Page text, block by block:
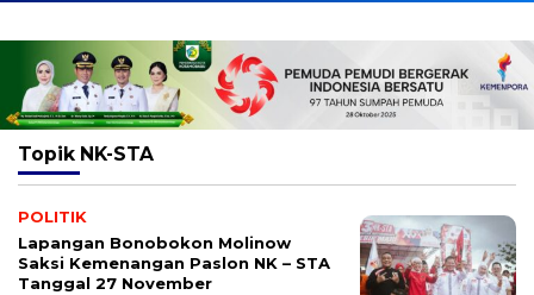
Topik NK-STA
POLITIK
Lapangan Bonobokon Molinow
Saksi Kemenangan Paslon NK – STA
Tanggal 27 November